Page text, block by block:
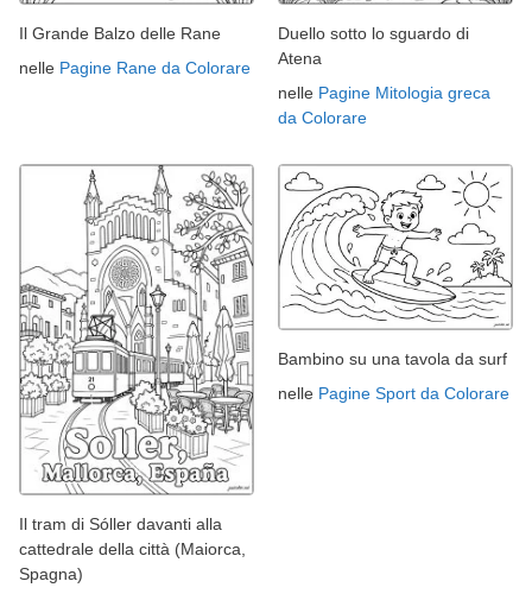
Il Grande Balzo delle Rane
nelle Pagine Rane da Colorare
Duello sotto lo sguardo di
Atena
nelle Pagine Mitologia greca
da Colorare
Il tram di Sóller davanti alla
cattedrale della città (Maiorca,
Spagna)
Bambino su una tavola da surf
nelle Pagine Sport da Colorare